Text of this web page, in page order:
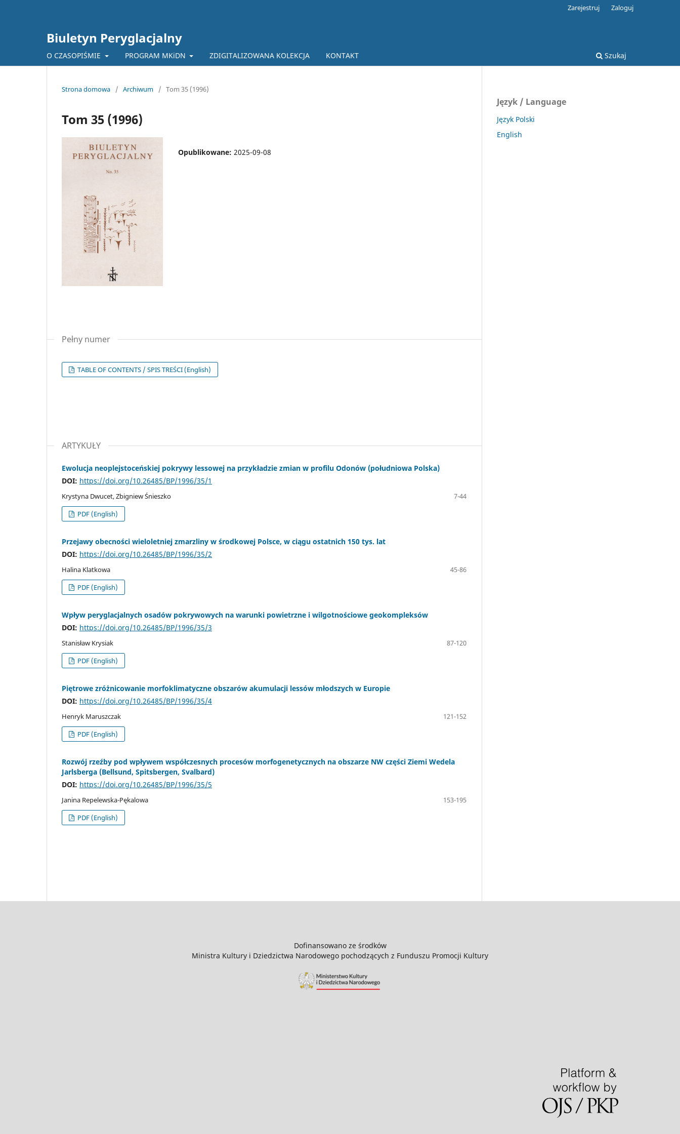
Biuletyn Peryglacjalny
O CZASOPIŚMIE PROGRAM MKiDN ZDIGITALIZOWANA KOLEKCJA KONTAKT Szukaj
Zarejestruj Zaloguj
Strona domowa / Archiwum / Tom 35 (1996)
Tom 35 (1996)
Opublikowane: 2025-09-08
Pełny numer
TABLE OF CONTENTS / SPIS TREŚCI (English)
ARTYKUŁY
Ewolucja neoplejstoceńskiej pokrywy lessowej na przykładzie zmian w profilu Odonów (południowa Polska)
DOI: https://doi.org/10.26485/BP/1996/35/1
Krystyna Dwucet, Zbigniew Śnieszko
7-44
PDF (English)
Przejawy obecności wieloletniej zmarzliny w środkowej Polsce, w ciągu ostatnich 150 tys. lat
DOI: https://doi.org/10.26485/BP/1996/35/2
Halina Klatkowa
45-86
PDF (English)
Wpływ peryglacjalnych osadów pokrywowych na warunki powietrzne i wilgotnościowe geokompleksów
DOI: https://doi.org/10.26485/BP/1996/35/3
Stanisław Krysiak
87-120
PDF (English)
Piętrowe zróżnicowanie morfoklimatyczne obszarów akumulacji lessów młodszych w Europie
DOI: https://doi.org/10.26485/BP/1996/35/4
Henryk Maruszczak
121-152
PDF (English)
Rozwój rzeźby pod wpływem współczesnych procesów morfogenetycznych na obszarze NW części Ziemi Wedela
Jarlsberga (Bellsund, Spitsbergen, Svalbard)
DOI: https://doi.org/10.26485/BP/1996/35/5
Janina Repelewska-Pękalowa
153-195
PDF (English)
Język / Language
Język Polski
English
Dofinansowano ze środków
Ministra Kultury i Dziedzictwa Narodowego pochodzących z Funduszu Promocji Kultury